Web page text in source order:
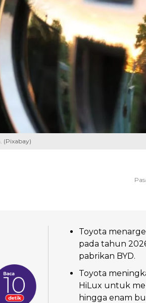
(Pixabay)
Toyota
pada tahun
pabrikan BYD.
Toyota
HiLux untuk
hingga enam